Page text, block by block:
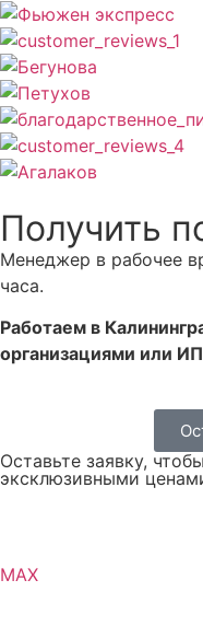
Получить
Менеджер в рабочее
часа.
Работаем в
организациями или ИП
Оставьте заявку,
эксклюзивными
MAX